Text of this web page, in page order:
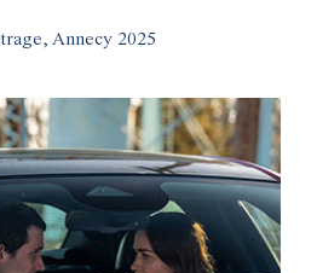
Annecy 2025